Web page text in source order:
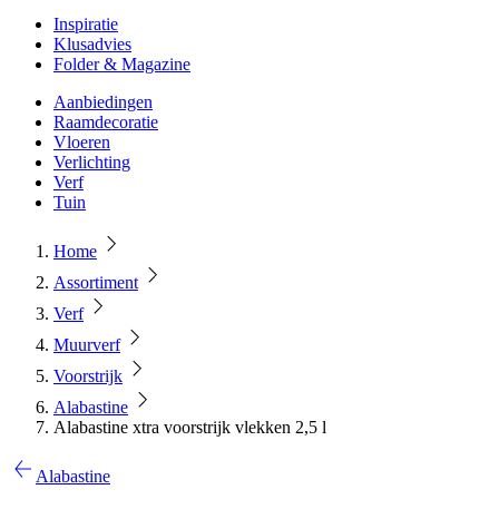
Inspiratie
Klusadvies
Folder & Magazine
Aanbiedingen
Raamdecoratie
Vloeren
Verlichting
Verf
Tuin
Home
Assortiment
Verf
Muurverf
Voorstrijk
Alabastine
Alabastine xtra voorstrijk vlekken 2,5 l
Alabastine